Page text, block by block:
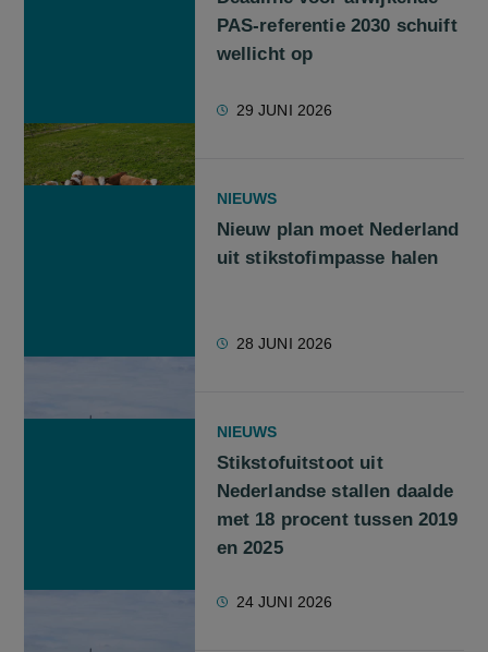
PAS-referentie 2030 schuift
wellicht op
29 JUNI 2026
NIEUWS
Nieuw plan moet Nederland
uit stikstofimpasse halen
28 JUNI 2026
NIEUWS
Stikstofuitstoot uit
Nederlandse stallen daalde
met 18 procent tussen 2019
en 2025
24 JUNI 2026